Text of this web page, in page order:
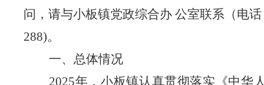
问，请与小板镇党政综合办 公室联系（电话
288)。
一、总体情况
2025年，小板镇认真贯彻落实《中华